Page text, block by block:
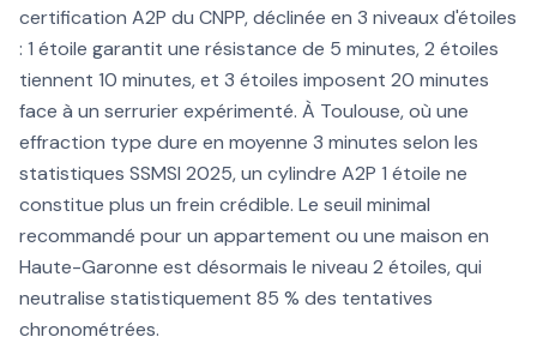
certification A2P du CNPP, déclinée en 3 niveaux d'étoiles
: 1 étoile garantit une résistance de 5 minutes, 2 étoiles
tiennent 10 minutes, et 3 étoiles imposent 20 minutes
face à un serrurier expérimenté. À Toulouse, où une
effraction type dure en moyenne 3 minutes selon les
statistiques SSMSI 2025, un cylindre A2P 1 étoile ne
constitue plus un frein crédible. Le seuil minimal
recommandé pour un appartement ou une maison en
Haute-Garonne est désormais le niveau 2 étoiles, qui
neutralise statistiquement 85 % des tentatives
chronométrées.